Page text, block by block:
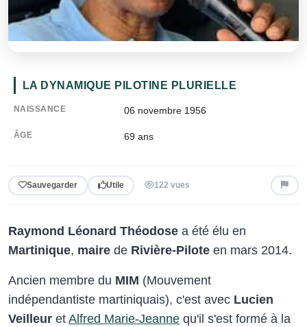
LA DYNAMIQUE PILOTINE PLURIELLE
NAISSANCE 06 novembre 1956
ÂGE 69 ans
Sauvegarder Utile 122 vues
Raymond Léonard Théodose a été élu en
Martinique, maire de Rivière-Pilote en mars 2014.
Ancien membre du MIM (Mouvement
indépendantiste martiniquais), c'est avec Lucien
Veilleur et Alfred Marie-Jeanne qu'il s'est formé à la